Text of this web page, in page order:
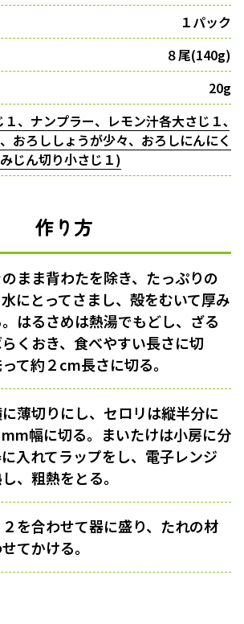
１パック
８尾(140g)
20g
、ナンプラー、レモン汁各大さじ１､
おろししょうが少々、おろしにんにく
じん切り小さじ１)
作り方
まま背わたを除き、たっぷりの
にとってさまし、殻をむいて厚み
はるさめは熱湯でもどし、ざる
くおき、食べやすい長さに切
て約２cm長さに切る。
薄切りにし、セロリは縦半分に
幅に切る。まいたけは小房に分
入れてラップをし、電子レンジ
、粗熱をとる。
を合わせて器に盛り、たれの材
てかける。